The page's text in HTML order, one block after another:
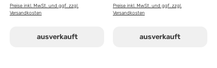
Preise inkl. MwSt. und ggf. zzgl.
Versandkosten
ausverkauft
Preise inkl. MwSt. und ggf. zzgl.
Versandkosten
ausverkauft